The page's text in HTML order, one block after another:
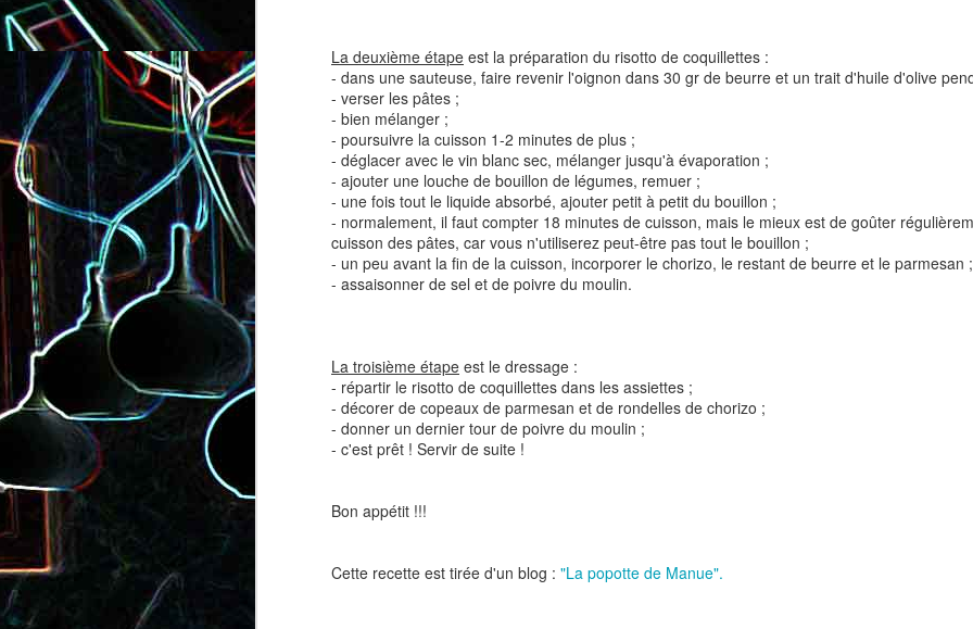
La deuxième étape est la préparation du risotto de coquillettes :
- dans une sauteuse, faire revenir l'oignon dans 30 gr de beurre et un trait d'huile d'olive
- verser les pâtes ;
- bien mélanger ;
- poursuivre la cuisson 1-2 minutes de plus ;
- déglacer avec le vin blanc sec, mélanger jusqu'à évaporation ;
- ajouter une louche de bouillon de légumes, remuer ;
- une fois tout le liquide absorbé, ajouter petit à petit du bouillon ;
- normalement, il faut compter 18 minutes de cuisson, mais le mieux est de goûter
cuisson des pâtes, car vous n'utiliserez peut-être pas tout le bouillon ;
- un peu avant la fin de la cuisson, incorporer le chorizo, le restant de beurre et le parmesan ;
- assaisonner de sel et de poivre du moulin.
La troisième étape est le dressage :
- répartir le risotto de coquillettes dans les assiettes ;
- décorer de copeaux de parmesan et de rondelles de chorizo ;
- donner un dernier tour de poivre du moulin ;
- c'est prêt ! Servir de suite !
Bon appétit !!!
Cette recette est tirée d'un blog : "La popotte de Manue".
Salade de lentilles au céleri
branche et à la carotte
Salade de radis, à l’orange et
à la coriandre Bolognaise de lentilles et de
légumes
Gnocchi sauté au
et à la coriandre
Pizza au camembert, au sirop
d'érable et aux noix Moelleux au chocolat au lait